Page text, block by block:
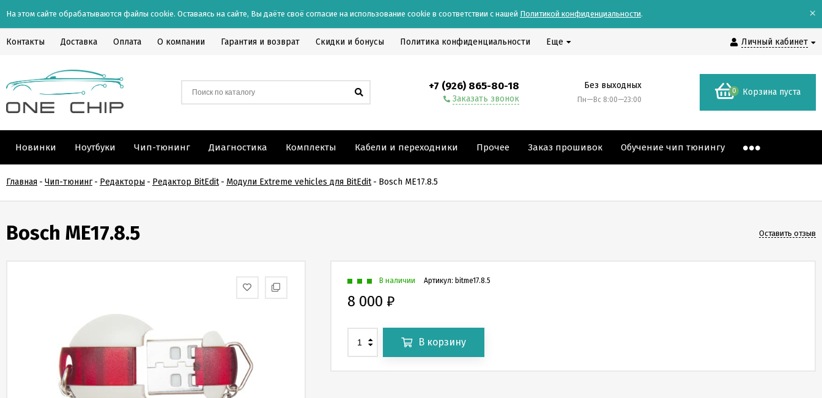
На этом сайте обрабатываются файлы cookie. Оставаясь на сайте, Вы даёте своё согласие на использование cookie в соответствии с нашей Политикой конфиденциальности. ×
Личный кабинет
Контакты Доставка Оплата О компании Гарантия и возврат Скидки и бонусы Политика конфиденциальности Еще
+7 (926) 865-80-18
Заказать звонок
Без выходных
Пн—Вс 8:00—23:00
0 Корзина пуста
Новинки Ноутбуки Чип-тюнинг Диагностика Комплекты Кабели и переходники Прочее Заказ прошивок Обучение чип тюнингу
Главная - Чип-тюнинг - Редакторы - Редактор BitEdit - Модули Extreme vehicles для BitEdit - Bosch ME17.8.5
Bosch ME17.8.5 Оставить отзыв
Артикул: bitme17.8.5
В наличии
8 000 ₽
В корзину